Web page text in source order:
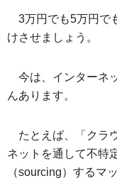
3万円でも5万円で
けさせましょう。
今は、インターネ
んあります。
たとえば、「クラ
ネットを通して不特
（sourcing）するマ